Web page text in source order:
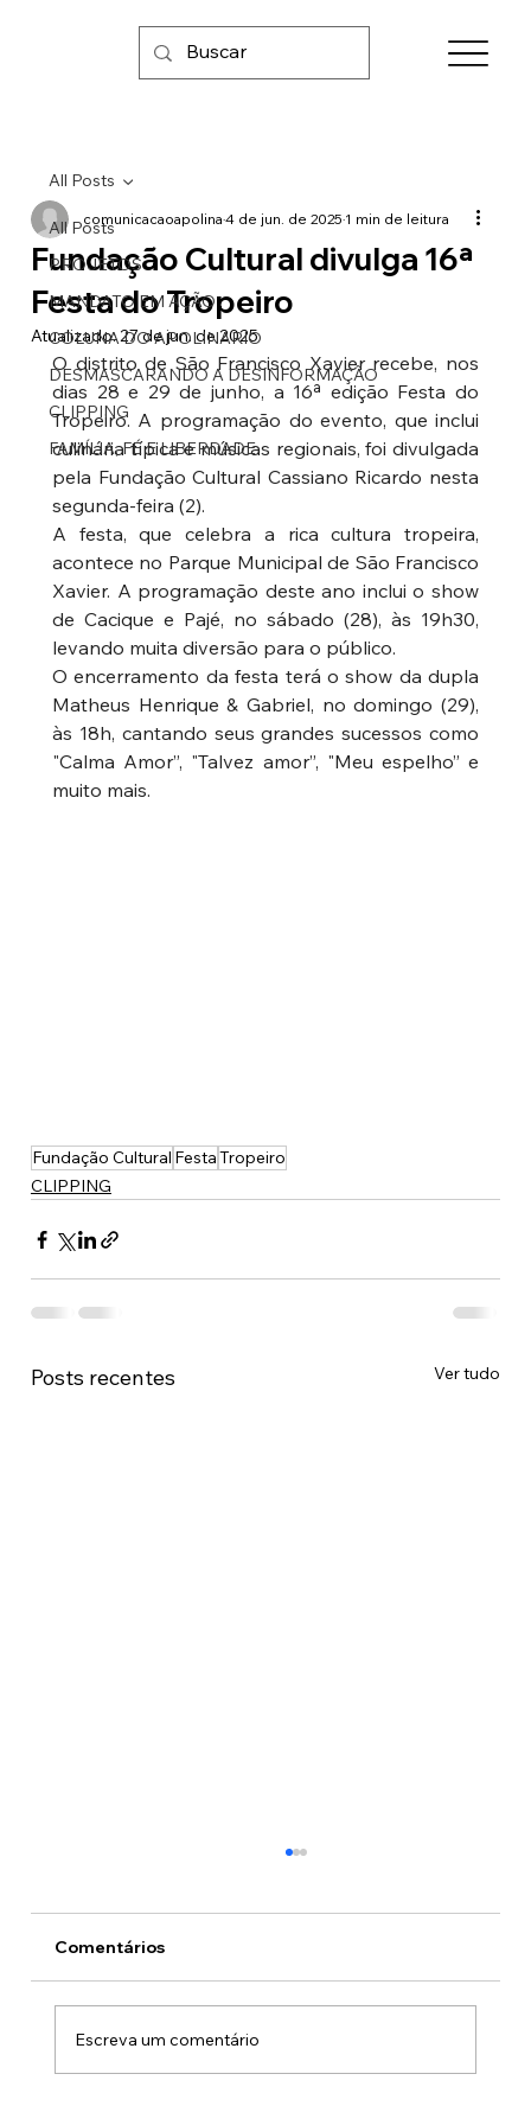
All Posts
PROJETOS
MANDATO EM AÇÃO
COLUNA DO APOLINARIO
DESMASCARANDO A DESINFORMAÇÃO
CLIPPING
FAMÍLIA, FÉ E LIBERDADE
All Posts
Fundação Cultural divulga 16ª
Festa do Tropeiro
comunicacaoapolina4 de jun. de 20251 min de leitura
Atualizado:27 de jun. de 2025
O distrito de São Francisco Xavier recebe, nos
dias 28 e 29 de junho, a 16ª edição Festa do
Tropeiro. A programação do evento, que inclui
culinária típica e músicas regionais, foi divulgada
pela Fundação Cultural Cassiano Ricardo nesta
segunda-feira (2).
A festa, que celebra a rica cultura tropeira,
acontece no Parque Municipal de São Francisco
Xavier. A programação deste ano inclui o show
de Cacique e Pajé, no sábado (28), às 19h30,
levando muita diversão para o público.
O encerramento da festa terá o show da dupla
Matheus Henrique & Gabriel, no domingo (29),
às 18h, cantando seus grandes sucessos como
"Calma Amor”, "Talvez amor”, "Meu espelho” e
muito mais.
Fundação Cultural FestaTropeiro
CLIPPING
Posts recentes Ver tudo
Comentários
Escreva um comentário